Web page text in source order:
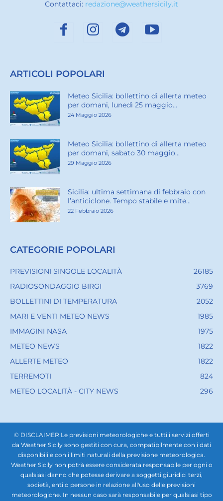
Contattaci: redazione@weathersicily.it
ARTICOLI POPOLARI
Meteo Sicilia: bollettino di allerta meteo
per domani, lunedì 25 maggio...
24 Maggio 2026
Meteo Sicilia: bollettino di allerta meteo
per domani, sabato 30 maggio...
29 Maggio 2026
Sicilia: ultima settimana di febbraio con
l’anticiclone. Tempo stabile e mite...
22 Febbraio 2026
CATEGORIE POPOLARI
PREVISIONI SINGOLE LOCALITÀ
26185
RADIOSONDAGGIO BIRGI
3769
BOLLETTINI DI TEMPERATURA
2052
MARI E VENTI METEO NEWS
1985
IMMAGINI NASA
1975
METEO NEWS
1822
ALLERTE METEO
1822
TERREMOTI
824
METEO LOCALITÀ - CITY NEWS
296
© DISCLAIMER Le previsioni meteorologiche e tutti i servizi offerti
da Weather Sicily sono gestiti con cura, compatibilmente con i dati
disponibili e con i limiti naturali della previsione meteorologica.
Weather Sicily non potrà essere considerata responsabile per ogni o
qualsiasi danno che potesse derivare a soggetti giuridici terzi,
società, enti o persone in relazione all'uso delle previsioni
meteorologiche. In nessun caso sarà responsabile per qualsiasi tipo